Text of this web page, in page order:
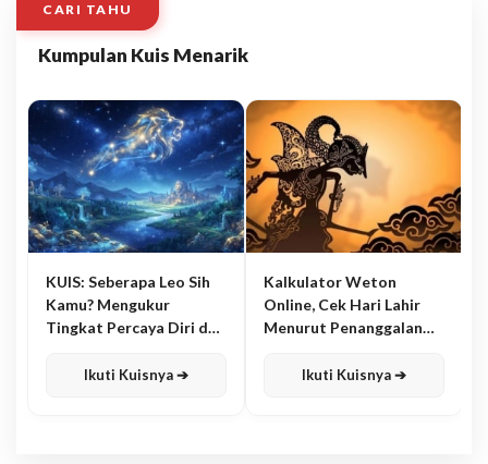
CARI TAHU
Kumpulan Kuis Menarik
KUIS: Seberapa Leo Sih
Kamu? Mengukur
Tingkat Percaya Diri dan
Ikuti Kuisnya ➔
Kalkulator Weton
Online, Cek Hari Lahir
Menurut Penanggalan
Ikuti Kuisnya ➔